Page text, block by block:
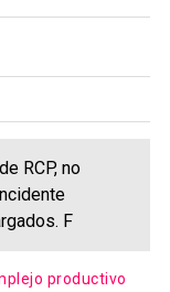
RCP, no
F
productivo